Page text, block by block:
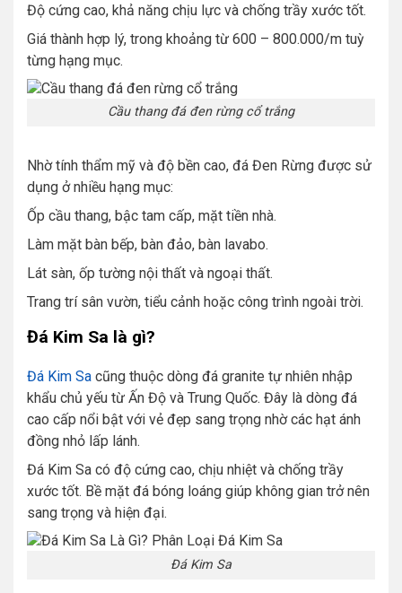
Độ cứng cao, khả năng chịu lực và chống trầy xước tốt.
Giá thành hợp lý, trong khoảng từ 600 – 800.000/m tuỳ
từng hạng mục.
Cầu thang đá đen rừng cổ trắng
Nhờ tính thẩm mỹ và độ bền cao, đá Đen Rừng được sử
dụng ở nhiều hạng mục:
Ốp cầu thang, bậc tam cấp, mặt tiền nhà.
Làm mặt bàn bếp, bàn đảo, bàn lavabo.
Lát sàn, ốp tường nội thất và ngoại thất.
Trang trí sân vườn, tiểu cảnh hoặc công trình ngoài trời.
Đá Kim Sa là gì?
Đá Kim Sa cũng thuộc dòng đá granite tự nhiên nhập
khẩu chủ yếu từ Ấn Độ và Trung Quốc. Đây là dòng đá
cao cấp nổi bật với vẻ đẹp sang trọng nhờ các hạt ánh
đồng nhỏ lấp lánh.
Đá Kim Sa có độ cứng cao, chịu nhiệt và chống trầy
xước tốt. Bề mặt đá bóng loáng giúp không gian trở nên
sang trọng và hiện đại.
Đá Kim Sa